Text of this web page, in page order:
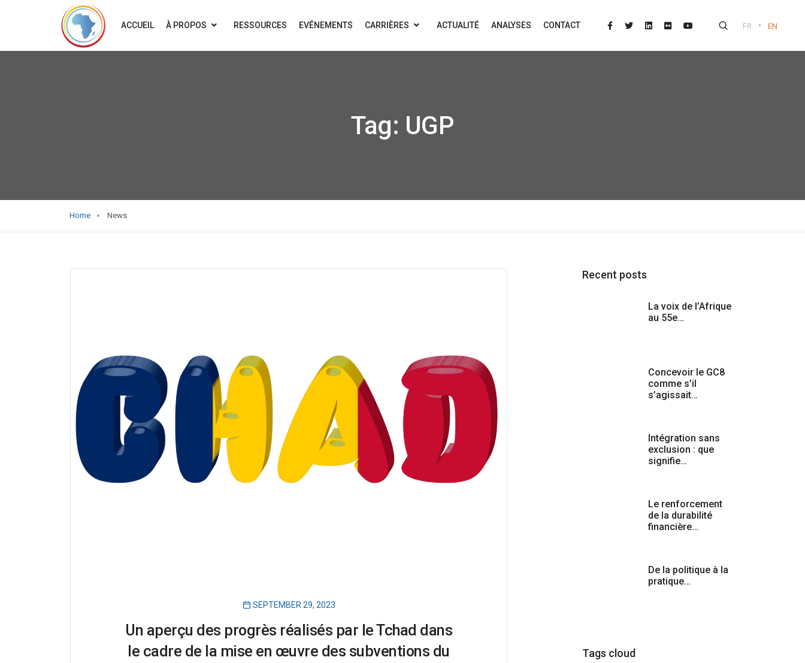
ACCUEIL À PROPOS RESSOURCES EVÉNEMENTS CARRIÈRES ACTUALITÉ ANALYSES CONTACT FR • EN
Tag: UGP
Home News
SEPTEMBER 29, 2023
Un aperçu des progrès réalisés par le Tchad dans
le cadre de la mise en œuvre des subventions du
Recent posts
La voix de l’Afrique
au 55e…
Concevoir le GC8
comme s’il
s’agissait…
Intégration sans
exclusion : que
signifie…
Le renforcement
de la durabilité
financière…
De la politique à la
pratique…
Tags cloud